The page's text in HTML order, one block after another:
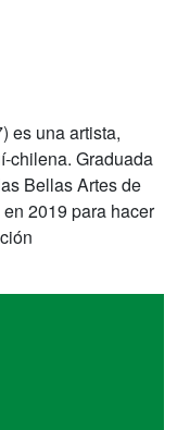
es una artista,
chilena. Graduada
Bellas Artes de
2019 para hacer